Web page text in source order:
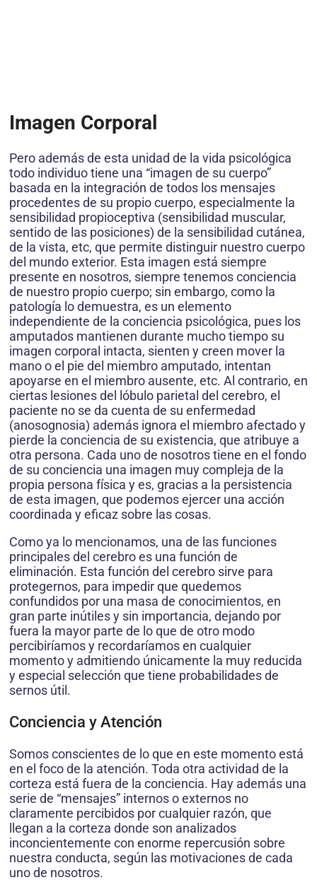
Imagen Corporal
Pero además de esta unidad de la vida psicológica
todo individuo tiene una “imagen de su cuerpo”
basada en la integración de todos los mensajes
procedentes de su propio cuerpo, especialmente la
sensibilidad propioceptiva (sensibilidad muscular,
sentido de las posiciones) de la sensibilidad cutánea,
de la vista, etc, que permite distinguir nuestro cuerpo
del mundo exterior. Esta imagen está siempre
presente en nosotros, siempre tenemos conciencia
de nuestro propio cuerpo; sin embargo, como la
patología lo demuestra, es un elemento
independiente de la conciencia psicológica, pues los
amputados mantienen durante mucho tiempo su
imagen corporal intacta, sienten y creen mover la
mano o el pie del miembro amputado, intentan
apoyarse en el miembro ausente, etc. Al contrario, en
ciertas lesiones del lóbulo parietal del cerebro, el
paciente no se da cuenta de su enfermedad
(anosognosia) además ignora el miembro afectado y
pierde la conciencia de su existencia, que atribuye a
otra persona. Cada uno de nosotros tiene en el fondo
de su conciencia una imagen muy compleja de la
propia persona física y es, gracias a la persistencia
de esta imagen, que podemos ejercer una acción
coordinada y eficaz sobre las cosas.
Como ya lo mencionamos, una de las funciones
principales del cerebro es una función de
eliminación. Esta función del cerebro sirve para
protegernos, para impedir que quedemos
confundidos por una masa de conocimientos, en
gran parte inútiles y sin importancia, dejando por
fuera la mayor parte de lo que de otro modo
percibiríamos y recordaríamos en cualquier
momento y admitiendo únicamente la muy reducida
y especial selección que tiene probabilidades de
sernos útil.
Conciencia y Atención
Somos conscientes de lo que en este momento está
en el foco de la atención. Toda otra actividad de la
corteza está fuera de la conciencia. Hay además una
serie de “mensajes” internos o externos no
claramente percibidos por cualquier razón, que
llegan a la corteza donde son analizados
inconcientemente con enorme repercusión sobre
nuestra conducta, según las motivaciones de cada
uno de nosotros.